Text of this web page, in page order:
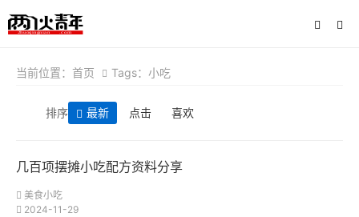
当前位置： 首页 Tags：小吃
排序 最新 点击 喜欢
几百项摆摊小吃配方资料分享
美食小吃
2024-11-29